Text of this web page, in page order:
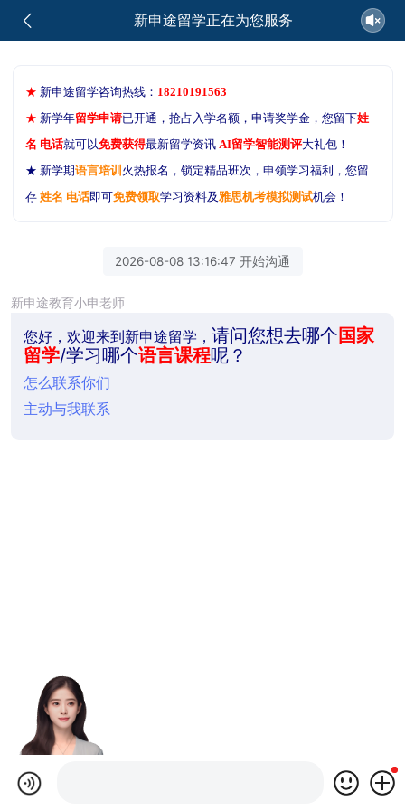
新申途留学正在为您服务
★ 新申途留学咨询热线： 18210191563
★ 新学年留学申请已开通，抢占入学名额，申请奖学金，您留下姓
名 电话就可以免费获得最新留学资讯 AI留学智能测评大礼包！
★ 新学期语言培训 火热报名，锁定精品班次，申领学习福利，您留
存姓名 电话即可免费领取学习资料及雅思机考模拟测试机会！
2026-08-08 13:16:47 开始沟通
新申途教育小申老师
您好，欢迎来到新申途留学， 请问您想去哪个国家
留学/学习哪个语言课程呢？
怎么联系你们
主动与我联系